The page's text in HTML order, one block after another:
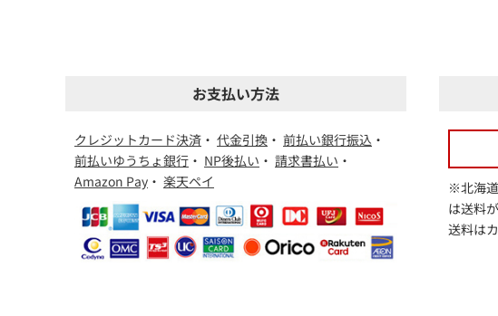
お支払い方法
クレジットカード決済 ・ 代金引換 ・ 前払い銀行振込 ・
前払いゆうちょ銀行 ・ NP後払い ・ 請求書払い ・
Amazon Pay ・ 楽天ペイ
※北海
は送料
送料は